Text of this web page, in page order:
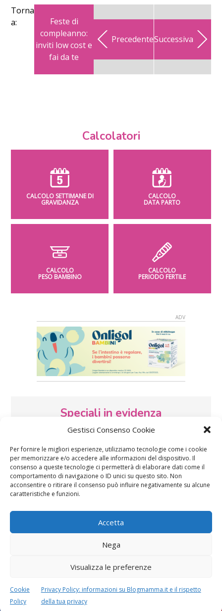
Gestisci Consenso Cookie
Per fornire le migliori esperienze, utilizziamo tecnologie come i cookie
per memorizzare e/o accedere alle informazioni del dispositivo. Il
consenso a queste tecnologie ci permetterà di elaborare dati come il
comportamento di navigazione o ID unici su questo sito. Non
acconsentire o ritirare il consenso può influire negativamente su alcune
caratteristiche e funzioni.
Accetta
Nega
Visualizza le preferenze
Cookie
Policy
Privacy Policy: informazioni su Blogmamma.it e il rispetto
della tua privacy
Torna
a:
Feste di
compleanno:
inviti low cost e
fai da te
PrecedenteSuccessiva
Calcolatori
CALCOLO SETTIMANE DI
GRAVIDANZA
CALCOLO
DATA PARTO
CALCOLO
PESO BAMBINO
CALCOLO
PERIODO FERTILE
Speciali in evidenza
Vaccini
lavoretti, biglietti
d’auguri, filastrocche
gravidanza